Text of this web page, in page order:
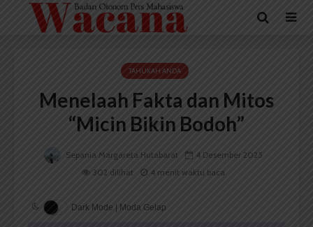
TAHUKAH ANDA
Menelaah Fakta dan Mitos
“Micin Bikin Bodoh”
Sepania Margareta Hutabarat
4 Desember 2025
302 dilihat
4 menit waktu baca
Dark Mode | Moda Gelap